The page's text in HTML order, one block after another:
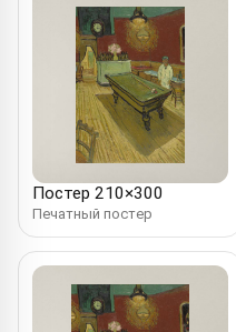
Постер 210×300
Печатный постер